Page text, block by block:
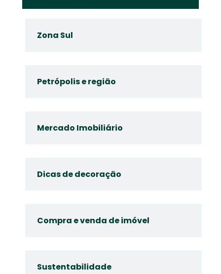
Zona Sul
Petrópolis e região
Mercado Imobiliário
Dicas de decoração
Compra e venda de imóvel
Sustentabilidade